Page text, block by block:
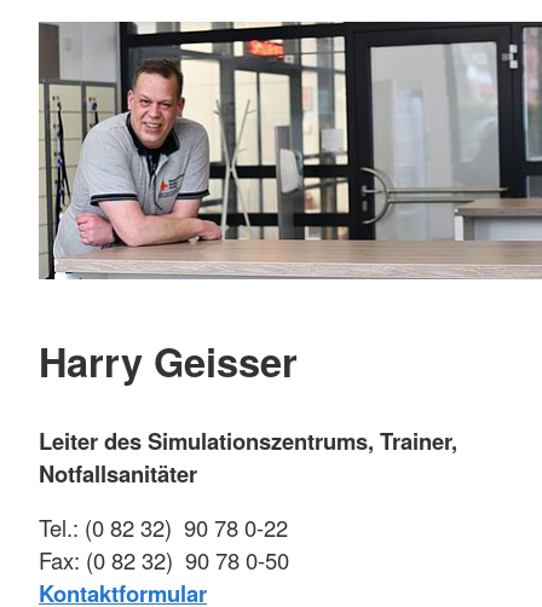
Harry Geisser
Leiter des Simulationszentrums, Trainer,
Notfallsanitäter
Tel.: (0 82 32) 90 78 0-22
Fax: (0 82 32) 90 78 0-50
Kontaktformular